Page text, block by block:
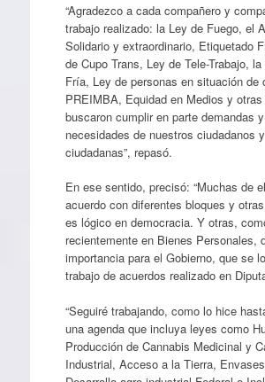
“Agradezco a cada compañero y
trabajo realizado: la Ley de Fuego, el
Solidario y extraordinario, Etiquetado
de Cupo Trans, Ley de Tele-Trabajo,
Fría, Ley de personas en situación de
PREIMBA, Equidad en Medios y
buscaron cumplir en parte demandas y
necesidades de nuestros ciudadanos y
ciudadanas”, repasó.
En ese sentido, precisó: “Muchas de
acuerdo con diferentes bloques y
es lógico en democracia. Y otras,
recientemente en Bienes Personales,
importancia para el Gobierno, que se
trabajo de acuerdos realizado en
“Seguiré trabajando, como lo hice
una agenda que incluya leyes como
Producción de Cannabis Medicinal y
Industrial, Acceso a la Tierra,